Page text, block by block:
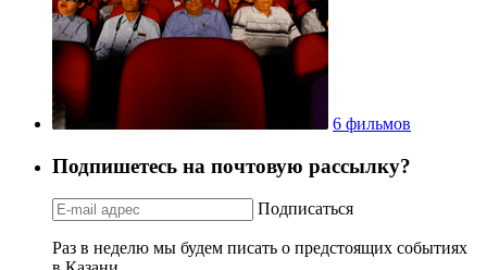
6 фильмов
Подпишетесь на почтовую рассылку?
Подписаться
Раз в неделю мы будем писать о предстоящих событиях